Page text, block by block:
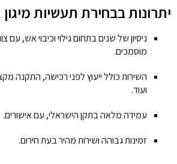
יתרונות בבחירת תעשיות
ניסיון של שנים בתחום גילוי וכיבוי אש, עם
מוסמכים.
השירות כולל ייעוץ לפני רכישה, התקנה
ועוד.
עמידה מלאה בתקן הישראלי, עם אישורים.
זמינות גבוהה ושירות מהיר בעת חירום.